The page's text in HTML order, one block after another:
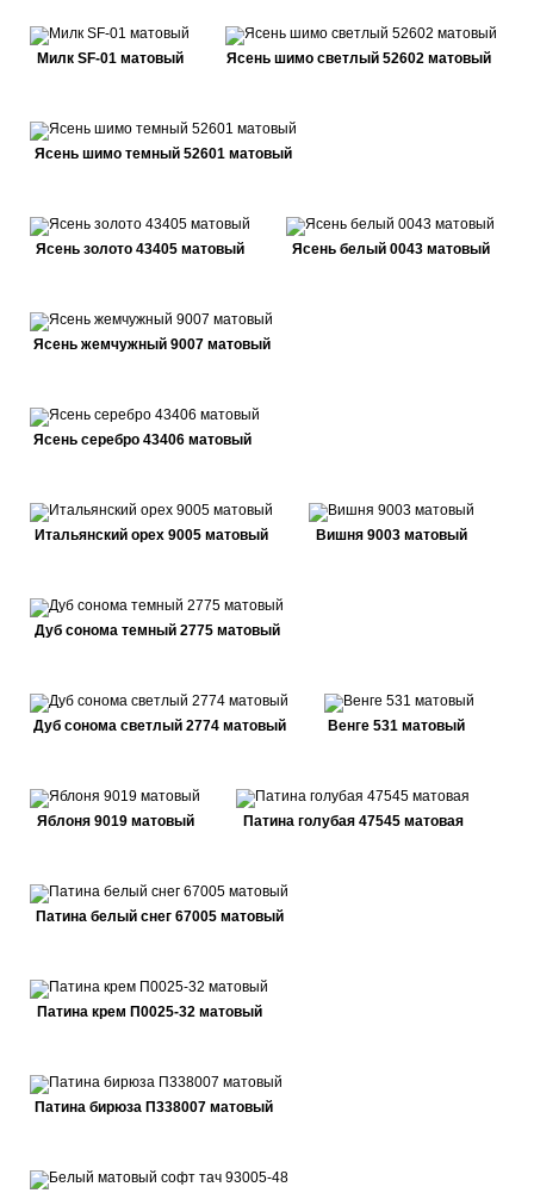
Милк SF-01 матовый Ясень шимо светлый 52602 матовый
Ясень шимо темный 52601 матовый
Ясень золото 43405 матовый Ясень белый 0043 матовый
Ясень жемчужный 9007 матовый
Ясень серебро 43406 матовый
Итальянский орех 9005 матовый Вишня 9003 матовый
Дуб сонома темный 2775 матовый
Дуб сонома светлый 2774 матовый Венге 531 матовый
Яблоня 9019 матовый Патина голубая 47545 матовая
Патина белый снег 67005 матовый
Патина крем П0025-32 матовый
Патина бирюза П338007 матовый